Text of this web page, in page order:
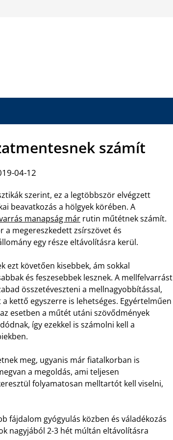
számít
04-12
szerint, ez a legtöbbször elvégzett
beavatkozás a hölgyek körében. A
manapság már rutin műtétnek számít.
a megereszkedett zsírszövet és
egy része eltávolításra kerül.
ezt követően kisebbek, ám sokkal
és feszesebbek lesznek. A mellfelvarrást
összetéveszteni a mellnagyobbítással,
a kettő egyszerre is lehetséges. Egyértelműen
esetben a műtét utáni szövődmények
így ezekkel is számolni kell a
meg, ugyanis már fiatalkorban is
a megoldás, ami teljesen
folyamatosan melltartót kell viselni,
fájdalom gyógyulás közben és váladékozás
nagyjából 2-3 hét múltán eltávolításra